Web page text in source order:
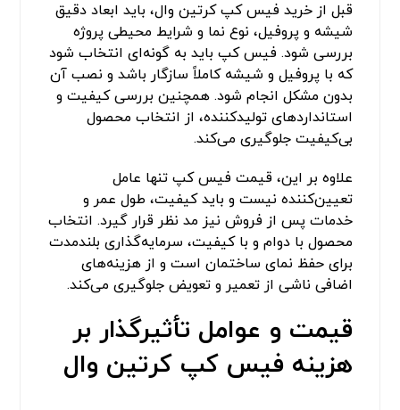
قبل از خرید فیس کپ کرتین وال، باید ابعاد دقیق
شیشه و پروفیل، نوع نما و شرایط محیطی پروژه
بررسی شود. فیس کپ باید به گونه‌ای انتخاب شود
که با پروفیل و شیشه کاملاً سازگار باشد و نصب آن
بدون مشکل انجام شود. همچنین بررسی کیفیت و
استانداردهای تولیدکننده، از انتخاب محصول
بی‌کیفیت جلوگیری می‌کند.
علاوه بر این، قیمت فیس کپ تنها عامل
تعیین‌کننده نیست و باید کیفیت، طول عمر و
خدمات پس از فروش نیز مد نظر قرار گیرد. انتخاب
محصول با دوام و با کیفیت، سرمایه‌گذاری بلندمدت
برای حفظ نمای ساختمان است و از هزینه‌های
اضافی ناشی از تعمیر و تعویض جلوگیری می‌کند.
قیمت و عوامل تأثیرگذار بر
هزینه فیس کپ کرتین وال